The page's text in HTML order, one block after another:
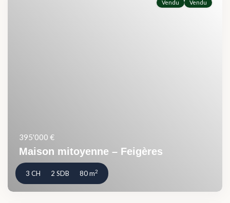
Vendu Vendu
395'000 €
Maison mitoyenne – Feigères
3 CH 2 SDB 80 m2